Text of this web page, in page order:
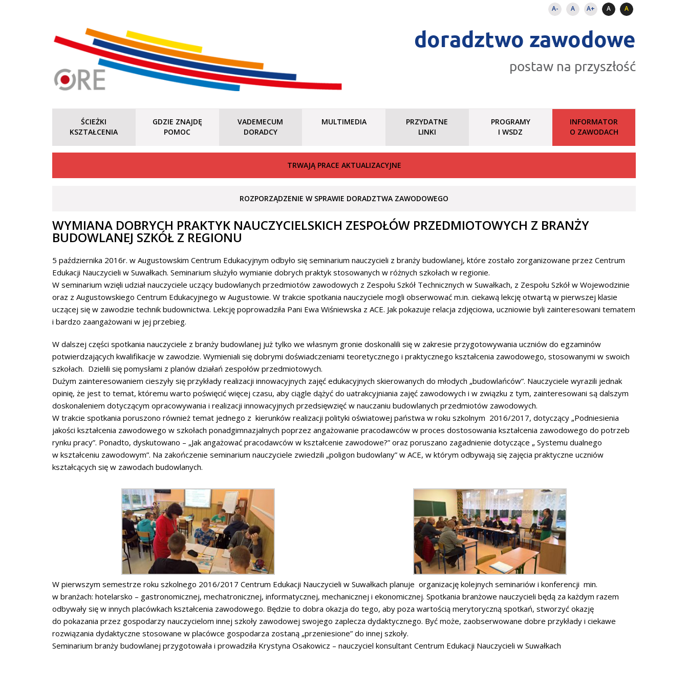
A- A A+ A A
doradztwo zawodowe
postaw na przyszłość
ŚCIEŻKI
KSZTAŁCENIA
GDZIE ZNAJDĘ
POMOC
VADEMECUM
DORADCY
MULTIMEDIA
PRZYDATNE
LINKI
PROGRAMY
I WSDZ
INFORMATOR
O ZAWODACH
TRWAJĄ PRACE AKTUALIZACYJNE
ROZPORZĄDZENIE W SPRAWIE DORADZTWA ZAWODOWEGO
WYMIANA DOBRYCH PRAKTYK NAUCZYCIELSKICH ZESPOŁÓW PRZEDMIOTOWYCH Z BRANŻY
BUDOWLANEJ SZKÓŁ Z REGIONU
5 października 2016r. w Augustowskim Centrum Edukacyjnym odbyło się seminarium nauczycieli z branży budowlanej, które zostało zorganizowane przez Centrum
Edukacji Nauczycieli w Suwałkach. Seminarium służyło wymianie dobrych praktyk stosowanych w różnych szkołach w regionie.
W seminarium wzięli udział nauczyciele uczący budowlanych przedmiotów zawodowych z Zespołu Szkół Technicznych w Suwałkach, z Zespołu Szkół w Wojewodzinie
oraz z Augustowskiego Centrum Edukacyjnego w Augustowie. W trakcie spotkania nauczyciele mogli obserwować m.in. ciekawą lekcję otwartą w pierwszej klasie
uczącej się w zawodzie technik budownictwa. Lekcję poprowadziła Pani Ewa Wiśniewska z ACE. Jak pokazuje relacja zdjęciowa, uczniowie byli zainteresowani tematem
i bardzo zaangażowani w jej przebieg.
W dalszej części spotkania nauczyciele z branży budowlanej już tylko we własnym gronie doskonalili się w zakresie przygotowywania uczniów do egzaminów
potwierdzających kwalifikacje w zawodzie. Wymieniali się dobrymi doświadczeniami teoretycznego i praktycznego kształcenia zawodowego, stosowanymi w swoich
szkołach. Dzielili się pomysłami z planów działań zespołów przedmiotowych.
Dużym zainteresowaniem cieszyły się przykłady realizacji innowacyjnych zajęć edukacyjnych skierowanych do młodych „budowlańców”. Nauczyciele wyrazili jednak
opinię, że jest to temat, któremu warto poświęcić więcej czasu, aby ciągle dążyć do uatrakcyjniania zajęć zawodowych i w związku z tym, zainteresowani są dalszym
doskonaleniem dotyczącym opracowywania i realizacji innowacyjnych przedsięwzięć w nauczaniu budowlanych przedmiotów zawodowych.
W trakcie spotkania poruszono również temat jednego z kierunków realizacji polityki oświatowej państwa w roku szkolnym 2016/2017, dotyczący „Podniesienia
jakości kształcenia zawodowego w szkołach ponadgimnazjalnych poprzez angażowanie pracodawców w proces dostosowania kształcenia zawodowego do potrzeb
rynku pracy”. Ponadto, dyskutowano – „Jak angażować pracodawców w kształcenie zawodowe?” oraz poruszano zagadnienie dotyczące „ Systemu dualnego
w kształceniu zawodowym”. Na zakończenie seminarium nauczyciele zwiedzili „poligon budowlany” w ACE, w którym odbywają się zajęcia praktyczne uczniów
kształcących się w zawodach budowlanych.
W pierwszym semestrze roku szkolnego 2016/2017 Centrum Edukacji Nauczycieli w Suwałkach planuje organizację kolejnych seminariów i konferencji min.
w branżach: hotelarsko – gastronomicznej, mechatronicznej, informatycznej, mechanicznej i ekonomicznej. Spotkania branżowe nauczycieli będą za każdym razem
odbywały się w innych placówkach kształcenia zawodowego. Będzie to dobra okazja do tego, aby poza wartością merytoryczną spotkań, stworzyć okazję
do pokazania przez gospodarzy nauczycielom innej szkoły zawodowej swojego zaplecza dydaktycznego. Być może, zaobserwowane dobre przykłady i ciekawe
rozwiązania dydaktyczne stosowane w placówce gospodarza zostaną „przeniesione” do innej szkoły.
Seminarium branży budowlanej przygotowała i prowadziła Krystyna Osakowicz – nauczyciel konsultant Centrum Edukacji Nauczycieli w Suwałkach